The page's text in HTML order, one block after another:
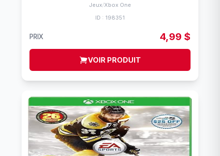
Jeux/Xbox One
ID : 198351
PRIX 4,99 $
VOIR PRODUIT